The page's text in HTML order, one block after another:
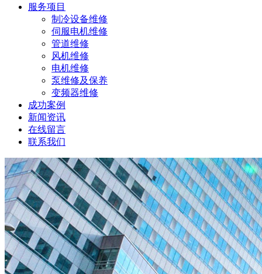
服务项目
制冷设备维修
伺服电机维修
管道维修
风机维修
电机维修
泵维修及保养
变频器维修
成功案例
新闻资讯
在线留言
联系我们